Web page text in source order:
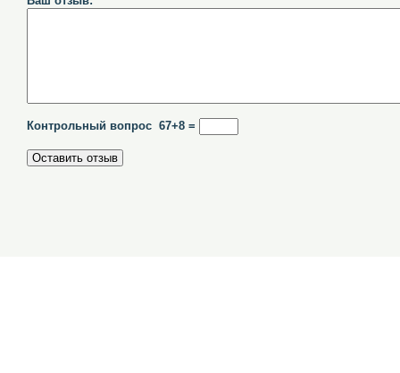
Контрольный вопрос 67+8 =